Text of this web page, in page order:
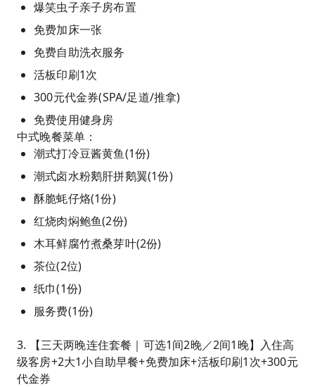
爆笑虫子亲子房布置
免费加床一张
免费自助洗衣服务
活板印刷1次
300元代金券(SPA/足道/推拿)
免费使用健身房
中式晚餐菜单：
潮式打冷豆酱黄鱼(1份)
潮式卤水粉鹅肝拼鹅翼(1份)
酥脆蚝仔烙(1份)
红烧肉焖鲍鱼(2份)
木耳鲜腐竹煮桑芽叶(2份)
茶位(2位)
纸巾(1份)
服务费(1份)
3. 【三天两晚连住套餐｜可选1间2晚／2间1晚】入住高
级客房+2大1小自助早餐+免费加床+活板印刷1次+300元
代金券